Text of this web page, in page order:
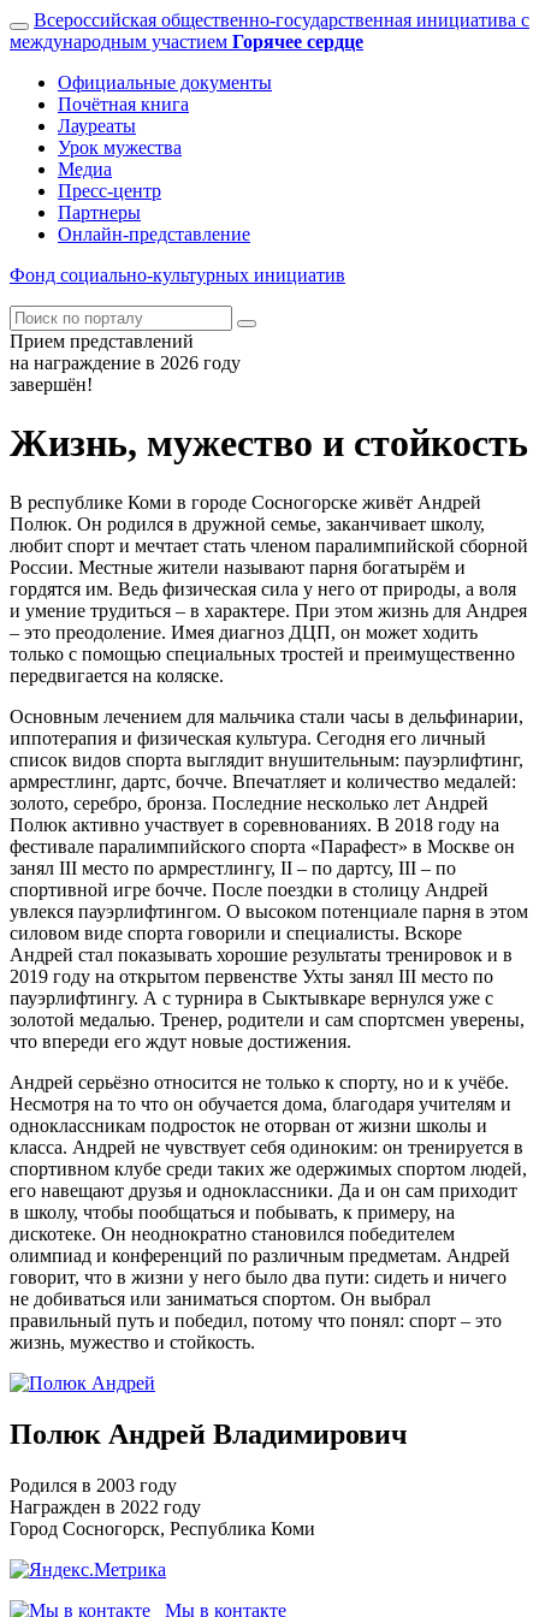
Всероссийская общественно-государственная инициатива с
международным участием Горячее сердце
Официальные документы
Почётная книга
Лауреаты
Урок мужества
Медиа
Пресс-центр
Партнеры
Онлайн-представление
Фонд социально-культурных инициатив
Прием представлений
на награждение в 2026 году
завершён!
Жизнь, мужество и стойкость
В республике Коми в городе Сосногорске живёт Андрей
Полюк. Он родился в дружной семье, заканчивает школу,
любит спорт и мечтает стать членом паралимпийской сборной
России. Местные жители называют парня богатырём и
гордятся им. Ведь физическая сила у него от природы, а воля
и умение трудиться – в характере. При этом жизнь для Андрея
– это преодоление. Имея диагноз ДЦП, он может ходить
только с помощью специальных тростей и преимущественно
передвигается на коляске.
Основным лечением для мальчика стали часы в дельфинарии,
иппотерапия и физическая культура. Сегодня его личный
список видов спорта выглядит внушительным: пауэрлифтинг,
армрестлинг, дартс, бочче. Впечатляет и количество медалей:
золото, серебро, бронза. Последние несколько лет Андрей
Полюк активно участвует в соревнованиях. В 2018 году на
фестивале паралимпийского спорта «Парафест» в Москве он
занял III место по армрестлингу, II – по дартсу, III – по
спортивной игре бочче. После поездки в столицу Андрей
увлекся пауэрлифтингом. О высоком потенциале парня в этом
силовом виде спорта говорили и специалисты. Вскоре
Андрей стал показывать хорошие результаты тренировок и в
2019 году на открытом первенстве Ухты занял III место по
пауэрлифтингу. А с турнира в Сыктывкаре вернулся уже с
золотой медалью. Тренер, родители и сам спортсмен уверены,
что впереди его ждут новые достижения.
Андрей серьёзно относится не только к спорту, но и к учёбе.
Несмотря на то что он обучается дома, благодаря учителям и
одноклассникам подросток не оторван от жизни школы и
класса. Андрей не чувствует себя одиноким: он тренируется в
спортивном клубе среди таких же одержимых спортом людей,
его навещают друзья и одноклассники. Да и он сам приходит
в школу, чтобы пообщаться и побывать, к примеру, на
дискотеке. Он неоднократно становился победителем
олимпиад и конференций по различным предметам. Андрей
говорит, что в жизни у него было два пути: сидеть и ничего
не добиваться или заниматься спортом. Он выбрал
правильный путь и победил, потому что понял: спорт – это
жизнь, мужество и стойкость.
Полюк Андрей Владимирович
Родился в 2003 году
Награжден в 2022 году
Город Сосногорск, Республика Коми
Мы в контакте